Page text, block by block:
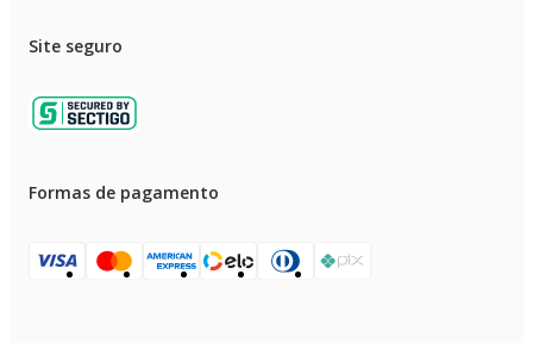
Site seguro
Formas de pagamento